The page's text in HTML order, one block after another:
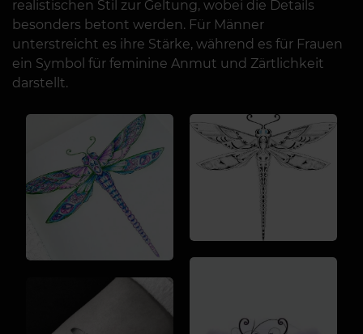
realistischen Stil zur Geltung, wobei die Details
besonders betont werden. Für Männer
unterstreicht es ihre Stärke, während es für Frauen
ein Symbol für feminine Anmut und Zärtlichkeit
darstellt.